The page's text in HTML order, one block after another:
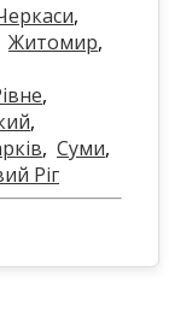
,
Житомир,
,
,
, Суми,
Ріг